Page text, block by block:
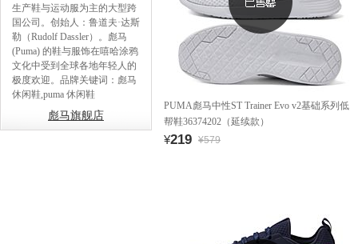
生产鞋与运动服为主的大型跨
国公司。创始人：鲁道夫·达斯
勒（Rudolf Dassler）。彪马
(Puma) 的鞋与服饰在嘻哈涂鸦
文化中受到全球各地年轻人的
极度欢迎。品牌关键词：彪马
休闲鞋,puma 休闲鞋
彪马旗舰店
PUMA彪马中性ST Trainer Evo v2基础系列低
帮鞋36374202（延续款）
¥219 ¥579